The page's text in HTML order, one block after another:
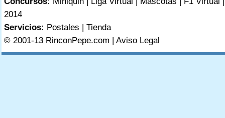
2014
Servicios: Postales | Tienda
© 2001-13 RinconPepe.com | Aviso Legal